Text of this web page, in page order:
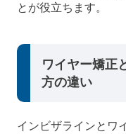
とが役立ちます。
ワイヤー矯正
方の違い
インビザラインとワ